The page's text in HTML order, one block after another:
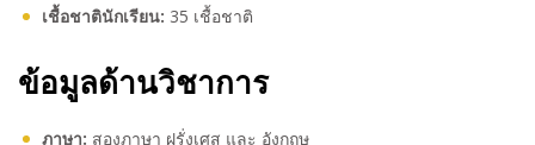
เชื้อชาตินักเรียน: 35 เชื้อชาติ
ข้อมูลด้านวิชาการ
ภาษา: สองภาษา ฝรั่งเศส และ อังกฤษ